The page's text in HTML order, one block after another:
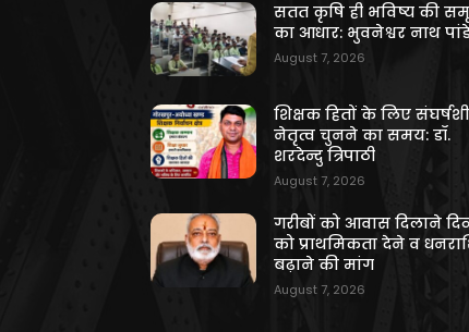
सतत कृषि ही भविष्य की
का आधार: भुवनेश्वर नाथ
August 7, 2026
शिक्षक हितों के लिए
नेतृत्व चुनने का समय: डॉ.
शरदेन्दु त्रिपाठी
August 7, 2026
गरीबों को आवास दिलाने
को प्राथमिकता देने व
बढ़ाने की मांग
August 7, 2026